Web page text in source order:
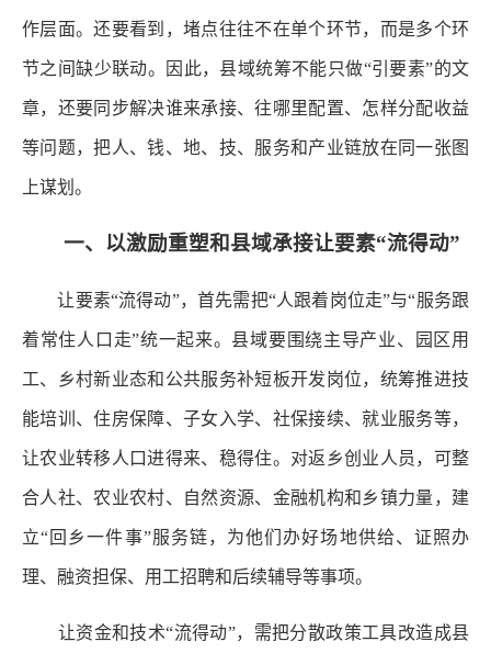
作层面。还要看到，堵点往往不在单个环节，而是多个环
节之间缺少联动。因此，县域统筹不能只做“引要素”的文
章，还要同步解决谁来承接、往哪里配置、怎样分配收益
等问题，把人、钱、地、技、服务和产业链放在同一张图
上谋划。
一、以激励重塑和县域承接让要素“流得动”
让要素“流得动”，首先需把“人跟着岗位走”与“服务跟
着常住人口走”统一起来。县域要围绕主导产业、园区用
工、乡村新业态和公共服务补短板开发岗位，统筹推进技
能培训、住房保障、子女入学、社保接续、就业服务等，
让农业转移人口进得来、稳得住。对返乡创业人员，可整
合人社、农业农村、自然资源、金融机构和乡镇力量，建
立“回乡一件事”服务链，为他们办好场地供给、证照办
理、融资担保、用工招聘和后续辅导等事项。
让资金和技术“流得动”，需把分散政策工具改造成县